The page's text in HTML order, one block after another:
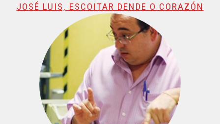
JOSÉ LUIS, ESCOITAR DENDE O CORAZÓN